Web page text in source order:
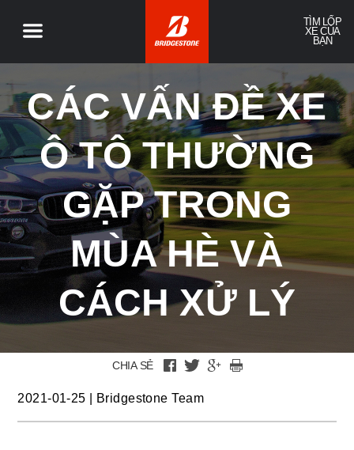
TÌM LỐP
XE CỦA
BẠN
CÁC VẤN ĐỀ XE
Ô TÔ THƯỜNG
GẶP TRONG
MÙA HÈ VÀ
CÁCH XỬ LÝ
CHIA SẺ
2021-01-25 Bridgestone Team